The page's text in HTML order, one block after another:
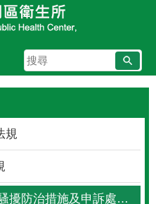
搜
尋
規
治措施及申訴處理要點